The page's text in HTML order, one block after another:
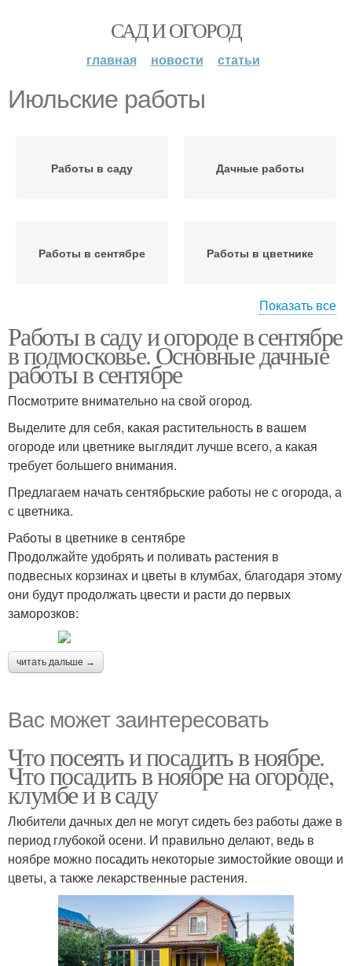
САД И ОГОРОД
главная новости статьи
Июльские работы
Работы в саду Дачные работы
Работы в сентябре Работы в цветнике
Основные работы Работы в огороде
Работы от зеленой
Показать все
Работы в саду и огороде в сентябре
в подмосковье. Основные дачные
работы в сентябре
Посмотрите внимательно на свой огород.
Выделите для себя, какая растительность в вашем
огороде или цветнике выглядит лучше всего, а какая
требует большего внимания.
Предлагаем начать сентябрьские работы не с огорода, а
с цветника.
Работы в цветнике в сентябре
Продолжайте удобрять и поливать растения в
подвесных корзинах и цветы в клумбах, благодаря этому
они будут продолжать цвести и расти до первых
заморозков:
читать дальше →
Вас может заинтересовать
Что посеять и посадить в ноябре.
Что посадить в ноябре на огороде,
клумбе и в саду
Любители дачных дел не могут сидеть без работы даже в
период глубокой осени. И правильно делают, ведь в
ноябре можно посадить некоторые зимостойкие овощи и
цветы, а также лекарственные растения.